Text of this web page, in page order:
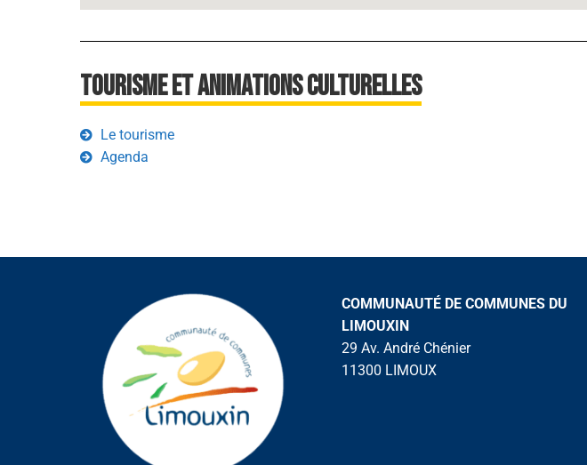
Tourisme et animations culturelles
Le tourisme
Agenda
COMMUNAUTÉ DE COMMUNES DU
LIMOUXIN
29 Av. André Chénier
11300 LIMOUX